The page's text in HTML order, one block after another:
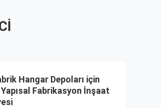
Hangar Depoları için
Fabrikasyon İnşaat